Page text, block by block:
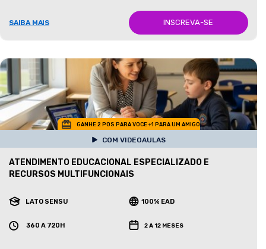
SAIBA MAIS INSCREVA-SE
GANHE 2 POS PARA VOCE +1 PARA UM AMIGO
COM VIDEOAULAS
ATENDIMENTO EDUCACIONAL ESPECIALIZADO E
RECURSOS MULTIFUNCIONAIS
LATO SENSU 100% EAD
360 A 720H 2 A 12 MESES